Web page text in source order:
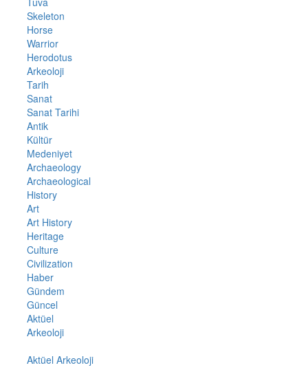
Skeleton
Horse
Warrior
Herodotus
Arkeoloji
Tarih
Sanat
Sanat Tarihi
Antik
Kültür
Medeniyet
Archaeology
Archaeological
History
Art
Art History
Heritage
Culture
Civilization
Haber
Gündem
Güncel
Aktüel
Arkeoloji
Aktüel Arkeoloji